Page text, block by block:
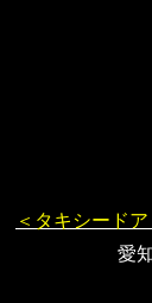
＜タキシード
愛